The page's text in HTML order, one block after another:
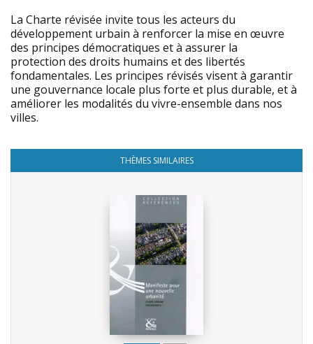
La Charte révisée invite tous les acteurs du
développement urbain à renforcer la mise en œuvre
des principes démocratiques et à assurer la
protection des droits humains et des libertés
fondamentales. Les principes révisés visent à garantir
une gouvernance locale plus forte et plus durable, et à
améliorer les modalités du vivre-ensemble dans nos
villes.
THÈMES SIMILAIRES